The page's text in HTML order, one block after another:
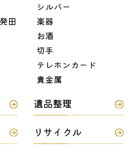
田
シルバー
楽器
お酒
切手
テレホンカード
貴金属
遺品整理
リサイクル